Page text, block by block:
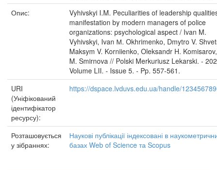
Опис:
Vyhivskyi I.M. Peculiarities of leadership
manifestation by modern managers of police
organizations: psychological aspect / Ivan M.
Vyhivskyi, Ivan М. Okhrimenko, Dmytro V.
Maksym V. Korniienko, Oleksandr H.
M. Smirnova // Polski Merkuriusz Lekarski. -
Volume LII. - Issue 5. - Pp. 557-561.
URI
(Уніфікований
ідентифікатор
ресурсу):
https://dspace.lvduvs.edu.ua/handle/
Розташовується
у зібраннях:
Наукові публікації індексовані в
базах Web of Science та Scopus